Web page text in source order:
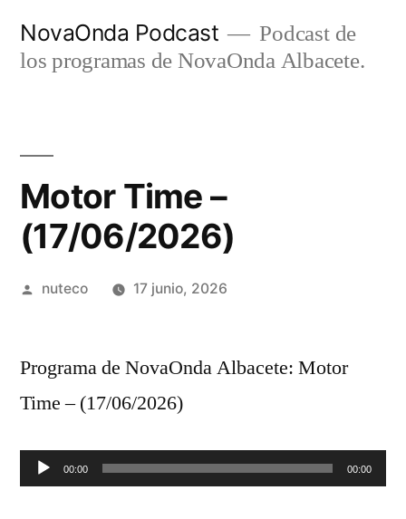
NovaOnda Podcast
Podcast de
los programas de NovaOnda Albacete.
Motor Time –
(17/06/2026)
Publicada
nuteco 17 junio, 2026
Programa de NovaOnda Albacete: Motor
Time – (17/06/2026)
Reproductor
00:00 00:00